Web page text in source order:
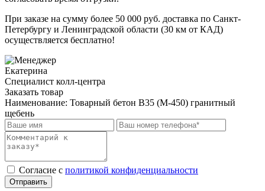
При заказе на сумму более 50 000 руб. доставка по Санкт-
Петербургу и Ленинградской области (30 км от КАД)
осуществляется бесплатно!
Екатерина
Специалист колл-центра
Заказать товар
Наименование: Товарный бетон В35 (М-450) гранитный
щебень
Cогласие с политикой конфиденциальности
Отправить